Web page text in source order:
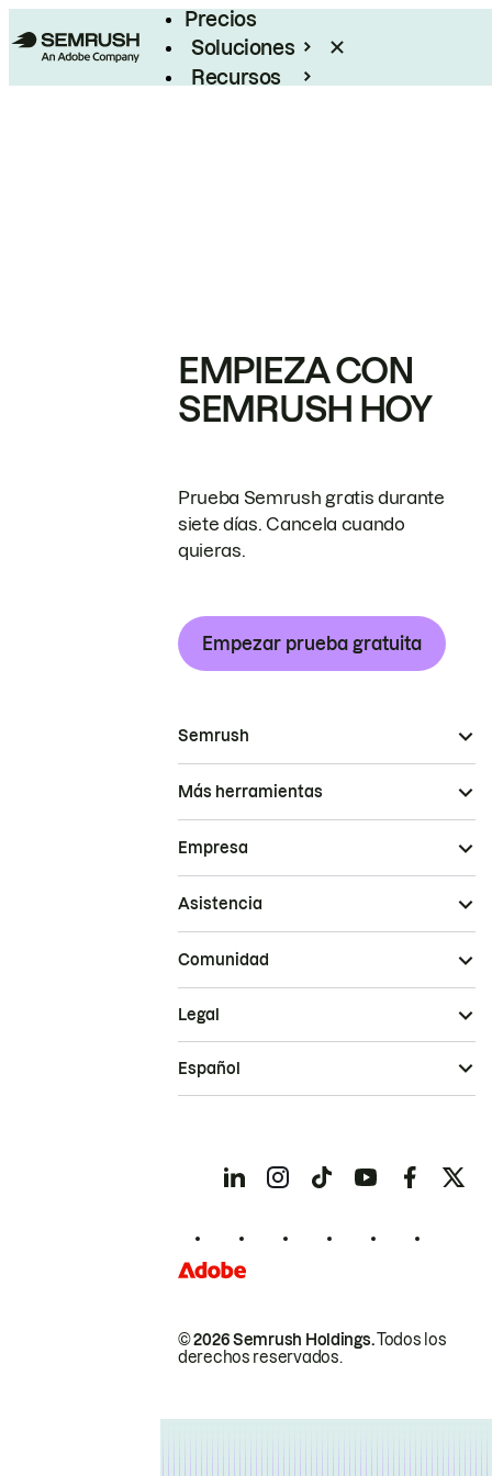
Precios
Soluciones
Recursos
EMPIEZA CON
SEMRUSH HOY
Prueba Semrush gratis durante
siete días. Cancela cuando
quieras.
Empezar prueba gratuita
Semrush
Más herramientas
Empresa
Asistencia
Comunidad
© 2026 Semrush Holdings.Todos los
derechos reservados.
Legal
Español